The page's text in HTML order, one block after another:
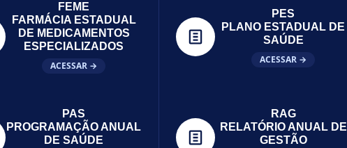
FEME
FARMÁCIA ESTADUAL
DE MEDICAMENTOS
ESPECIALIZADOS
ACESSAR →
PES
PLANO ESTADUAL DE
SAÚDE
ACESSAR →
PAS
PROGRAMAÇÃO ANUAL
DE SAÚDE
RAG
RELATÓRIO ANUAL DE
GESTÃO